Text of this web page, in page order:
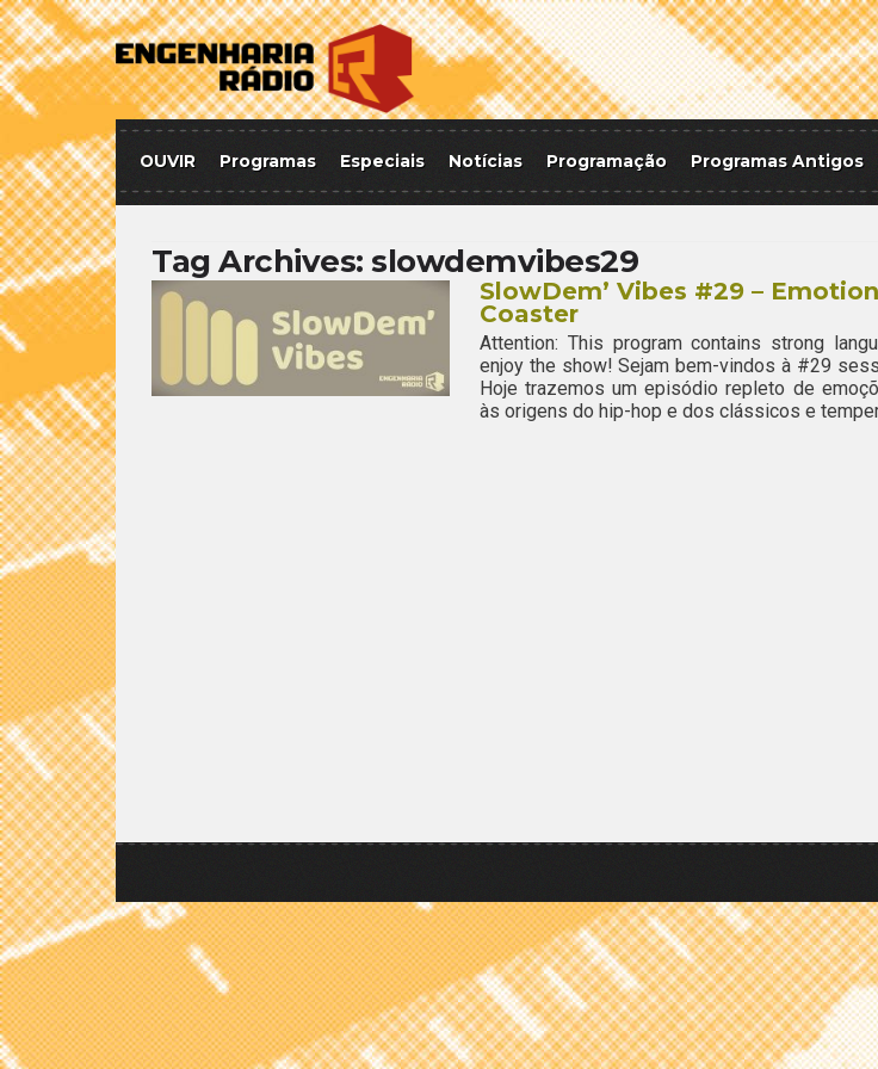
OUVIR Programas Especiais Notícias Programação Programas Antigos
Tag Archives: slowdemvibes29
SlowDem’ Vibes #29 –
Coaster
Attention: This program contains strong
enjoy the show! Sejam bem-vindos à #29
Hoje trazemos um episódio repleto de
às origens do hip-hop e dos clássicos e